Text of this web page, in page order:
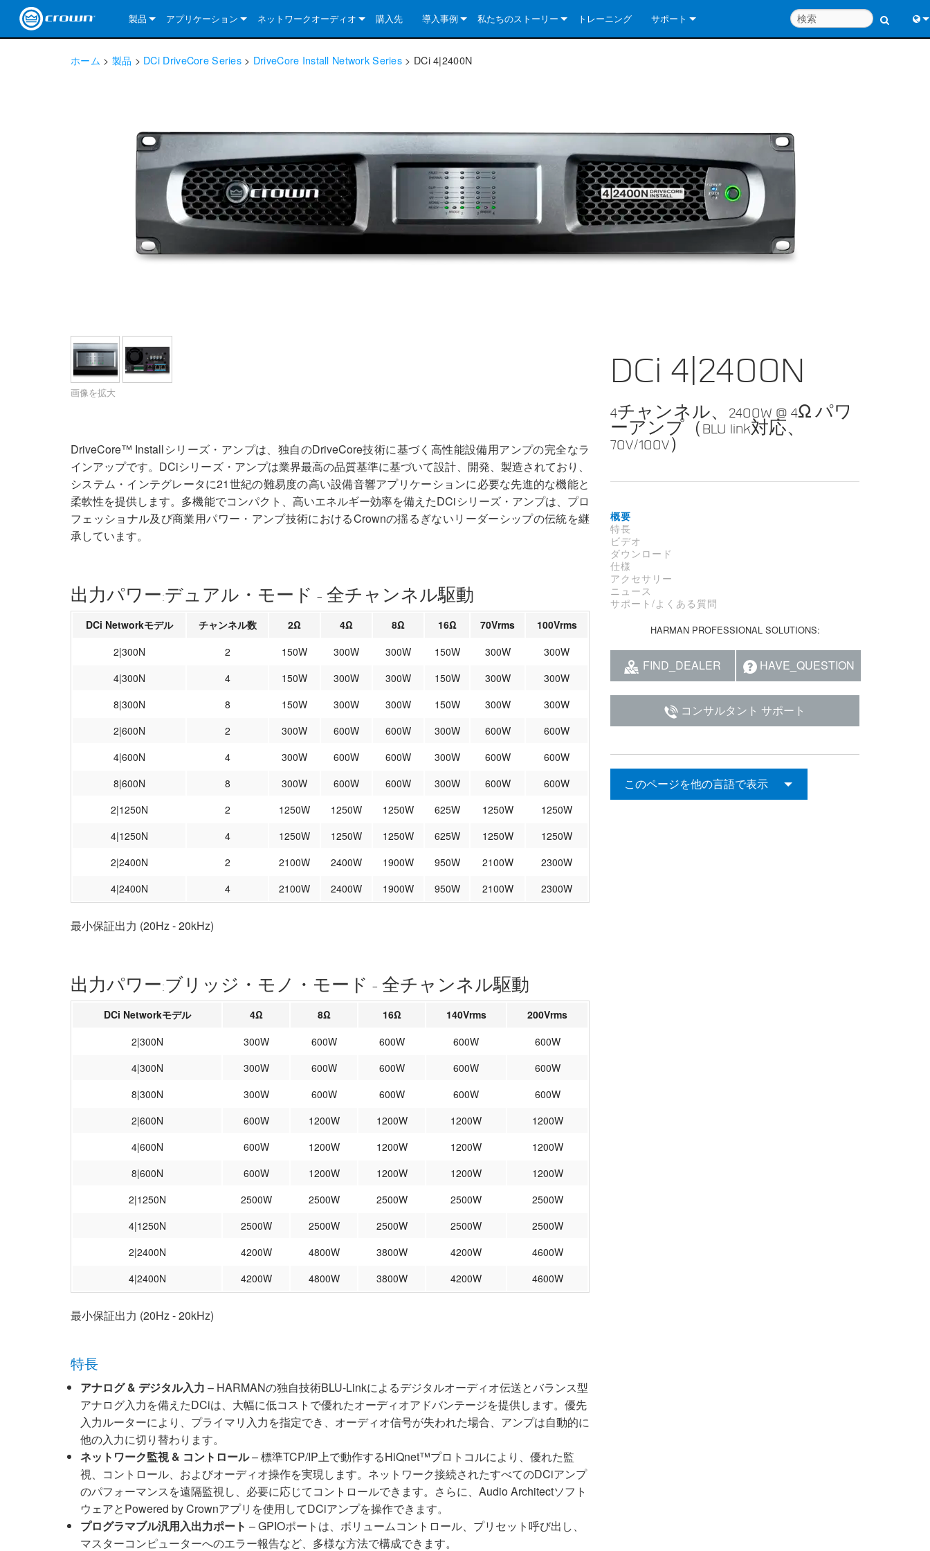
製品
CDi 4|600
CDi 2|1200
CDi 4|1200
CDi 4|600BL
CDi 2|600BL
CDi 2|1200BL
CDi 4|1200BL
CDi 4000
CDi 6000
160MA
ComTech SeriesComTech D Series
CTD-2125
CTD-4125
CTD-8125
ComTech DriveCore Series
CT 475
CT 4150
CT 875
DCi DriveCore Series
DriveCore Install Analog Series
DCi 2|300
DCi 2|600
DCi 4|300
DriveCore Install DA Series
DCi 4|300DA
DCi 8|300DA
DriveCore Install Network Series
DCi 2|300N
DCi 4|2400N
I-Tech HD SeriesI-Tech 4x3500HD
I-Tech 12000HD
VRack VRack 4x3500HD
XLC Series
XLi 3500
XLS 2002
XLS 2502
XTi 2002
XTi 4002
アンプアクセサリー
XFMR-4
EOL Box
生産終了製品
アプリケーション
CDi DriveCore Series- BLU Link
Commercial Series
ComTech DriveCore Series
XLC Series
CDi Series
DriveCore Install Network Series
XTi 2 Series
XLS DriveCore 2 Series
Cinema DCi DriveCore Series DriveCore Install Analog Series
DriveCore Install DA Series
DriveCore Install Network Series
XLC Series
DSi 2.0 Series
Tour Sound I-Tech HD Series
VRack
ネットワークオーディオ
CobraNet
AVB
購入先 導入事例 私たちのストーリー
世界中の Crown
トレーニング サポート
ソフトウェア
ダウンロード
保証
製品登録
ホーム > 製品 > DCi DriveCore Series> DriveCore Install Network Series > DCi 4|2400N
画像を拡大
DriveCore™ Installシリーズ・アンプは、独自のDriveCore技術に基づく高性能設備用アンプの完全なラ
インアップです。DCiシリーズ・アンプは業界最高の品質基準に基づいて設計、開発、製造されており、
システム・インテグレータに21世紀の難易度の高い設備音響アプリケーションに必要な先進的な機能と
柔軟性を提供します。多機能でコンパクト、高いエネルギー効率を備えたDCiシリーズ・アンプは、プロ
フェッショナル及び商業用パワー・アンプ技術におけるCrownの揺るぎないリーダーシップの伝統を継
承しています。
出力パワー:デュアル・モード - 全チャンネル駆動
DCi Networkモデル チャンネル数 2Ω 4Ω 8Ω 16Ω 70Vrms
100Vrms
2|300N
2 150W 300W 300W 150W 300W
300W
4|300N
4 150W 300W 300W 150W 300W
300W
8|300N
8 150W 300W 300W 150W 300W
300W
2|600N
2 300W 600W 600W 300W 600W
600W
4|600N
4 300W 600W 600W 300W 600W
600W
8|600N
8 300W 600W 600W 300W 600W
600W
2|1250N
2 1250W 1250W 1250W 625W 1250W
1250W
4|1250N
4 1250W 1250W 1250W 625W 1250W
1250W
2|2400N
2 2100W 2400W 1900W 950W 2100W
2300W
4|2400N
4 2100W 2400W 1900W 950W 2100W 2300W
最小保証出力 (20Hz - 20kHz)
出力パワー:ブリッジ・モノ・モード - 全チャンネル駆動
DCi Networkモデル 4Ω 8Ω 16Ω 140Vrms
200Vrms
2|300N
300W 600W 600W 600W
600W
4|300N
300W 600W 600W 600W
600W
8|300N
300W 600W 600W 600W
600W
2|600N
600W 1200W 1200W 1200W
1200W
4|600N
600W 1200W 1200W 1200W
1200W
8|600N
600W 1200W 1200W 1200W
1200W
2|1250N
2500W 2500W 2500W 2500W
2500W
4|1250N
2500W 2500W 2500W 2500W
2500W
2|2400N
4200W 4800W 3800W 4200W
4600W
4|2400N
4200W 4800W 3800W 4200W 4600W
最小保証出力 (20Hz - 20kHz)
特長
アナログ & デジタル入力 – HARMANの独自技術BLU-Linkによるデジタルオーディオ伝送とバランス型
アナログ入力を備えたDCiは、大幅に低コストで優れたオーディオアドバンテージを提供します。優先
入力ルーターにより、プライマリ入力を指定でき、オーディオ信号が失われた場合、アンプは自動的に
他の入力に切り替わります。
ネットワーク監視 & コントロール– 標準TCP/IP上で動作するHiQnet™プロトコルにより、優れた監
視、コントロール、およびオーディオ操作を実現します。ネットワーク接続されたすべてのDCiアンプ
のパフォーマンスを遠隔監視し、必要に応じてコントロールできます。さらに、Audio Architectソフト
ウェアとPowered by Crownアプリを使用してDCiアンプを操作できます。
プログラマブル汎用入出力ポート – GPIOポートは、ボリュームコントロール、プリセット呼び出し、
マスターコンピューターへのエラー報告など、多様な方法で構成できます。
DCi 4|2400N
4チャンネル、2400W @ 4Ω パワ
ーアンプ（BLU link対応、
70V/100V）
概要
特長
ビデオ
ダウンロード
仕様
アクセサリー
ニュース
サポート/よくある質問
HARMAN PROFESSIONAL SOLUTIONS:
FIND_DEALER HAVE_QUESTION
コンサルタント サポート
このページを他の言語で表示